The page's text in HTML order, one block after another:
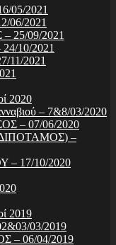
05/2021
06/2021
25/09/2021
24/10/2021
11/2021
2020
– 7&8/03/2020
– 07/06/2020
–
17/10/2020
2019
03/2019
– 06/04/2019